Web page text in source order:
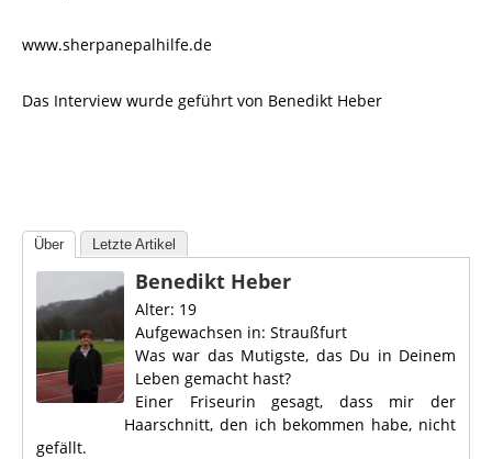
www.sherpanepalhilfe.de
Das Interview wurde geführt von Benedikt Heber
Über Letzte Artikel
Benedikt Heber
Alter: 19
Aufgewachsen in: Straußfurt
Was war das Mutigste, das Du in Deinem
Leben gemacht hast?
Einer Friseurin gesagt, dass mir der
Haarschnitt, den ich bekommen habe, nicht
gefällt.